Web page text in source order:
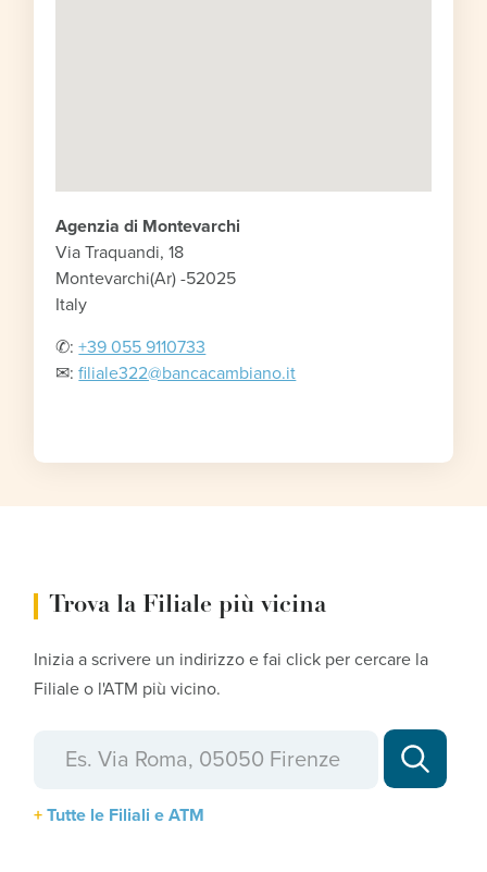
Agenzia di Montevarchi
Via Traquandi, 18
Montevarchi(Ar) -52025
Italy
✆:+39 055 9110733
✉︎:filiale322@bancacambiano.it
Trova la Filiale più vicina
Inizia a scrivere un indirizzo e fai click per cercare la
Filiale o l'ATM più vicino.
Tutte le Filiali e ATM